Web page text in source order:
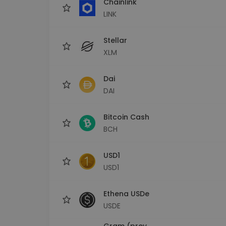
LINK
Stellar
XLM
Dai
DAI
Bitcoin Cash
BCH
USD1
USD1
Ethena USDe
USDE